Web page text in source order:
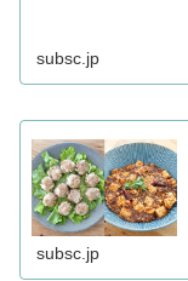
subsc.jp
subsc.jp